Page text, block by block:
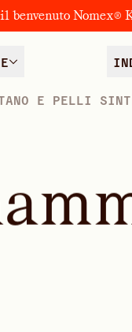
benvenuto
E PELLI
am